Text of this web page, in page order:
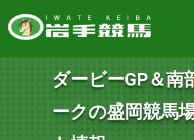
ダービーGP＆南
ークの盛岡競馬